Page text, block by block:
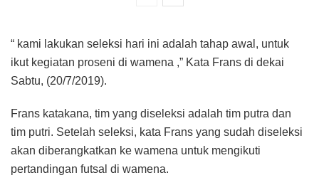
“ kami lakukan seleksi hari ini adalah tahap awal, untuk
ikut kegiatan proseni di wamena ,” Kata Frans di dekai
Sabtu, (20/7/2019).
Frans katakana, tim yang diseleksi adalah tim putra dan
tim putri. Setelah seleksi, kata Frans yang sudah diseleksi
akan diberangkatkan ke wamena untuk mengikuti
pertandingan futsal di wamena.